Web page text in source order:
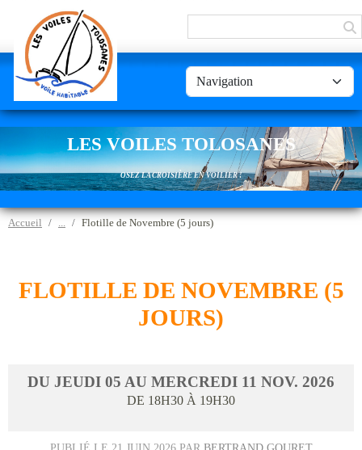
LES VOILES TOLOSANES
OSEZ LA CROISIÈRE EN VOILIER !
Accueil Flotille de Novembre (5 jours)
FLOTILLE DE NOVEMBRE (5
JOURS)
DU JEUDI 05 AU MERCREDI 11 NOV. 2026
DE 18H30 À 19H30
PUBLIÉ LE 21 JUIN 2026PAR BERTRAND GOURET
Panneau de gestion des cookies